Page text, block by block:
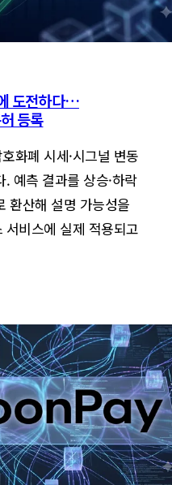
도전하다…
등록
화폐 시세·시그널 변동
예측 결과를 상승·하락
환산해 설명 가능성을
비스에 실제 적용되고